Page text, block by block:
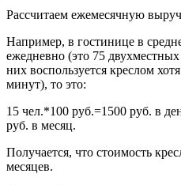
Рассчитаем ежемесячную
Например, в гостинице в
ежедневно (это 75
них воспользуется креслом
минут), то это:
15 чел.*100 руб.=1500 руб. в
руб. в месяц.
Получается, что стоимость
месяцев.